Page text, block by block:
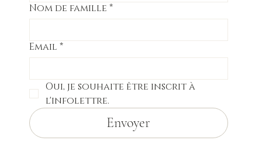
Nom de famille *
Email *
Oui, je souhaite être inscrit à
l'infolettre.
Envoyer